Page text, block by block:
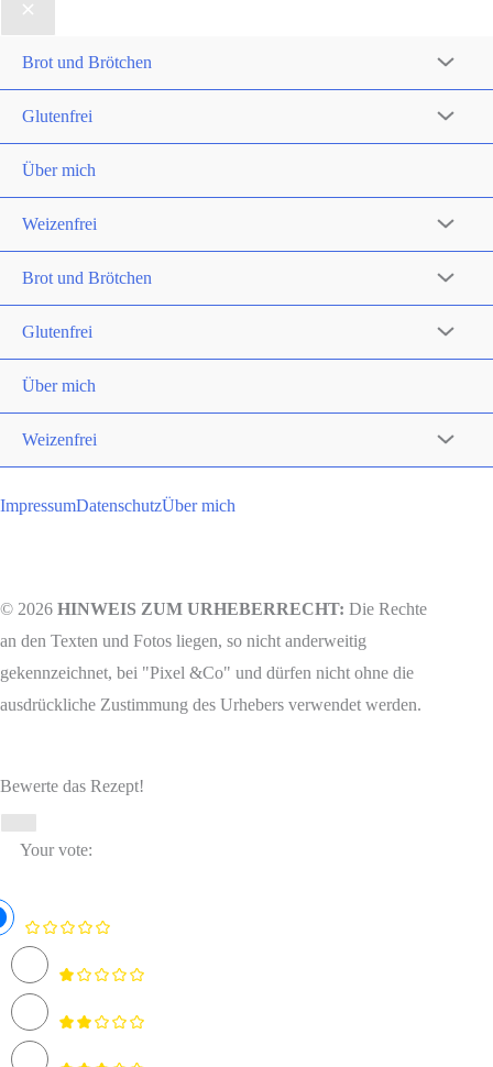
Brot und Brötchen
Glutenfrei
Über mich
Weizenfrei
Brot und Brötchen
Glutenfrei
Über mich
Weizenfrei
ImpressumDatenschutzÜber mich
© 2026 HINWEIS ZUM URHEBERRECHT: Die Rechte
an den Texten und Fotos liegen, so nicht anderweitig
gekennzeichnet, bei "Pixel &Co" und dürfen nicht ohne die
ausdrückliche Zustimmung des Urhebers verwendet werden.
Bewerte das Rezept!
Your vote: